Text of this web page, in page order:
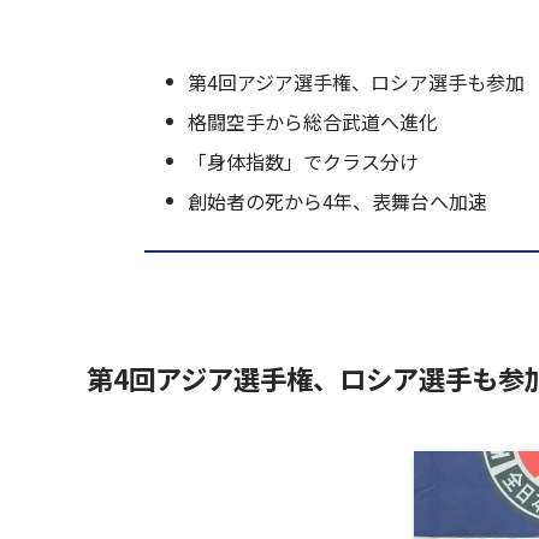
第4回アジア選手権、ロシア選手も参加
格闘空手から総合武道へ進化
「身体指数」でクラス分け
創始者の死から4年、表舞台へ加速
第4回アジア選手権、ロシア選手も参